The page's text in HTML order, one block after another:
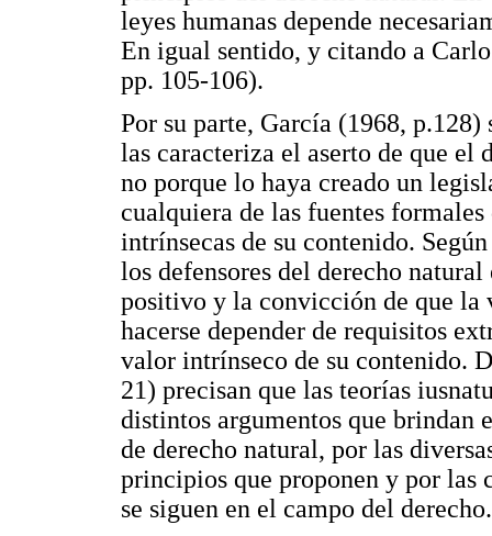
leyes humanas depende
En igual sentido, y citando a
pp. 105-106).
Por su parte, García (1968,
las caracteriza el aserto de que el
no porque lo haya creado un
cualquiera de las fuentes
intrínsecas de su contenido.
los defensores del derecho
positivo y la convicción de que la
hacerse depender de requisitos
valor intrínseco de su contenido.
21) precisan que las teorías
distintos argumentos que brindan
de derecho natural, por las
principios que proponen y por las
se siguen en el campo del derecho.